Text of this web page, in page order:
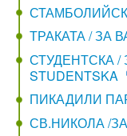
ТРАКАТА / ЗА
СТУДЕНТСКА /
STUDENTSKA
ПИКАДИЛИ
СВ.НИКОЛА /ЗА